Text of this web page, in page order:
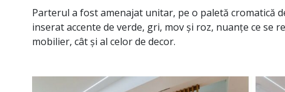
Parterul a fost amenajat unitar, pe o paletă cromatică
inserat accente de verde, gri, mov și roz, nuanțe ce se
mobilier, cât și al celor de decor.